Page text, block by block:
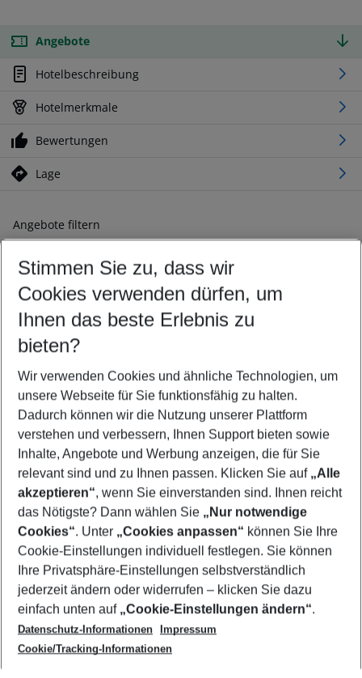
Angebote
Hotelbeschreibung
Hotelmerkmale
Bewertungen
Lage
Angebote filtern
Ändern Sie Ihre Kriterien nach Ihren Wünschen
Abflughafen wählen
Beliebiger Abflughafen
Reisezeitraum wählen
10.08.26– 08.08.27 5-8 Nächte
2 Erwachsene Keine Kinder
Mehr Filter anzeigen
Footer
Footer navigation
Über uns
AGB
Cookie-Einstellungen ändern
Cookie-Richtlinie
Datenschutz
Service & Hilfe
Barrierefreies Reisen
Check-in
Folgen Sie uns
Stimmen Sie zu, dass wir
Cookies verwenden dürfen, um
Ihnen das beste Erlebnis zu
bieten?
Wir verwenden Cookies und ähnliche Technologien, um
unsere Webseite für Sie funktionsfähig zu halten.
Dadurch können wir die Nutzung unserer Plattform
verstehen und verbessern, Ihnen Support bieten sowie
Inhalte, Angebote und Werbung anzeigen, die für Sie
relevant sind und zu Ihnen passen. Klicken Sie auf „Alle
akzeptieren“, wenn Sie einverstanden sind. Ihnen reicht
das Nötigste? Dann wählen Sie „Nur notwendige
Cookies“. Unter „Cookies anpassen“ können Sie Ihre
Cookie-Einstellungen individuell festlegen. Sie können
Ihre Privatsphäre-Einstellungen selbstverständlich
jederzeit ändern oder widerrufen – klicken Sie dazu
einfach unten auf „Cookie-Einstellungen ändern“.
Datenschutz-Informationen
Impressum
Cookie/Tracking-Informationen